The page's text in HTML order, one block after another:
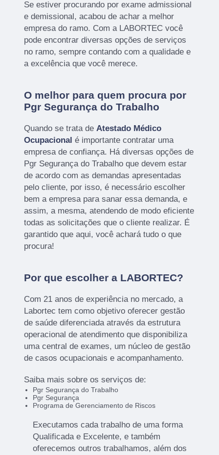
Se estiver procurando por exame admissional
e demissional, acabou de achar a melhor
empresa do ramo. Com a LABORTEC você
pode encontrar diversas opções de serviços
no ramo, sempre contando com a qualidade e
a excelência que você merece.
O melhor para quem procura por
Pgr Segurança do Trabalho
Quando se trata deAtestado Médico
Ocupacional é importante contratar uma
empresa de confiança. Há diversas opções de
Pgr Segurança do Trabalho que devem estar
de acordo com as demandas apresentadas
pelo cliente, por isso, é necessário escolher
bem a empresa para sanar essa demanda, e
assim, a mesma, atendendo de modo eficiente
todas as solicitações que o cliente realizar. É
garantido que aqui, você achará tudo o que
procura!
Por que escolher a LABORTEC?
Com 21 anos de experiência no mercado, a
Labortec tem como objetivo oferecer gestão
de saúde diferenciada através da estrutura
operacional de atendimento que disponibiliza
uma central de exames, um núcleo de gestão
de casos ocupacionais e acompanhamento.
Saiba mais sobre os serviços de:
Pgr Segurança do Trabalho
Pgr Segurança
Programa de Gerenciamento de Riscos
Executamos cada trabalho de uma forma
Qualificada e Excelente, e também
oferecemos outros trabalhamos, além dos